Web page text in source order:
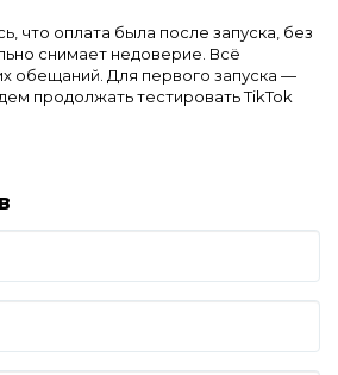
что оплата была после запуска, без
снимает недоверие. Всё
обещаний. Для первого запуска —
продолжать тестировать TikTok